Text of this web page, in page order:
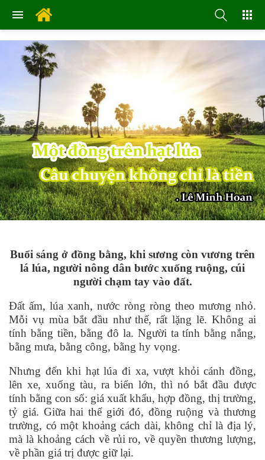
Buổi sáng ở đồng bằng, khi sương còn vương trên
lá lúa, người nông dân bước xuống ruộng, cúi
người chạm tay vào đất.
Đất ấm, lúa xanh, nước ròng ròng theo mương nhỏ.
Mỗi vụ mùa bắt đầu như thế, rất lặng lẽ. Không ai
tính bằng tiền, bằng đô la. Người ta tính bằng nắng,
bằng mưa, bằng công, bằng hy vọng.
Nhưng đến khi hạt lúa đi xa, vượt khỏi cánh đồng,
lên xe, xuống tàu, ra biển lớn, thì nó bắt đầu được
tính bằng con số: giá xuất khẩu, hợp đồng, thị trường,
tỷ giá. Giữa hai thế giới đó, đồng ruộng và thương
trường, có một khoảng cách dài, không chỉ là địa lý,
mà là khoảng cách về rủi ro, về quyền thương lượng,
về phần giá trị được giữ lại.